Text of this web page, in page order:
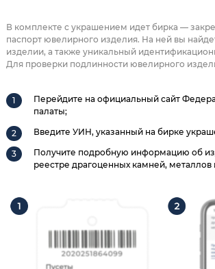
В комплекте с украшением идет бирка —
паспорт ювелирного изделия. На ней вы
изделии, а также уникальный
Для проверки подлинности ювелирного
Перейдите на официальный сайт
палаты;
Введите УИН, указанный на бирке
Получите подробную информацию об
реестре драгоценных камней, металлов